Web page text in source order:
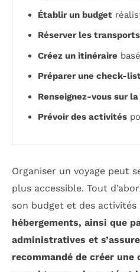
Établir un budget
Réserver les transports
Créez un itinéraire
Préparer une check-
Renseignez-vous sur
Prévoir des activités
Organiser un voyage peut
plus accessible. Tout
son budget et des
hébergements, ainsi que
administratives et
recommandé de créer une